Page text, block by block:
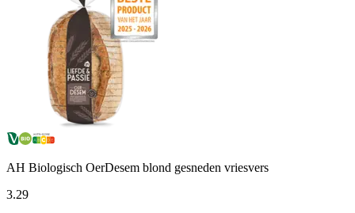
AH Biologisch OerDesem blond gesneden vriesvers
3.29